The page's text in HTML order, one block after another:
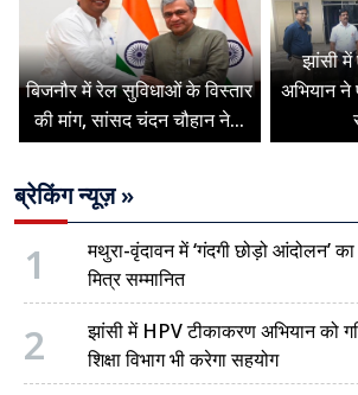
बिजनौर में रेल सुविधाओं के विस्तार
की मांग, सांसद चंदन चौहान ने...
झांसी
अभियान ने
ब्रेकिंग न्यूज़ »
1
मथुरा-वृंदावन में ‘गंदगी छोड़ो आंदोलन’
मित्र सम्मानित
2
झांसी में HPV टीकाकरण अभियान को
शिक्षा विभाग भी करेगा सहयोग